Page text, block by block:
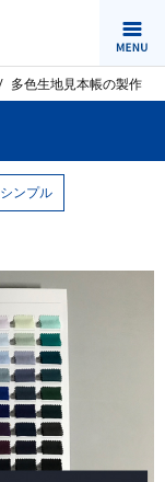
多色生地見本帳の製作
シンプル